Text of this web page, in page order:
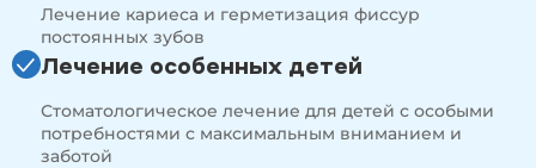
Москва)
Семинар «Восстановление фронтальной
группы зубов» (лектор: Али Дулатов)
Конгресс «Искусство реставрации» (Kerr,
Москва)
2024 г. —
Лечение кариеса и герметизация фиссур
постоянных зубов
Лечение особенных детей
Стоматологическое лечение для детей с особыми
потребностями с максимальным вниманием и
заботой